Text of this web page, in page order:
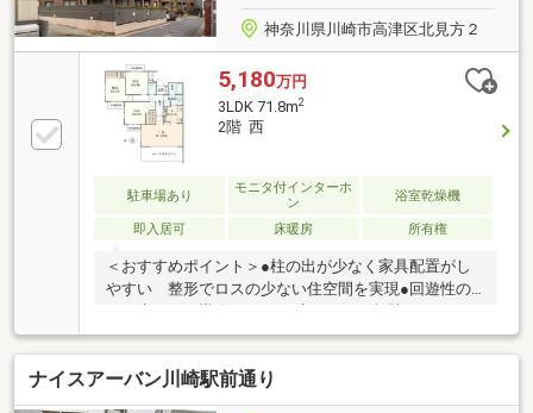
神奈川県川崎市高津区北見方２
5,180万円
3LDK 71.8m2
2階 西
駐車場あり
モニタ付インターホ
ン
浴室乾燥機
即入居可 床暖房 所有権
＜おすすめポイント＞●柱の出が少なく家具配置がし
やすい 整形でロスの少ない住空間を実現●回遊性の
る、 家事効率と快適性を高めるスマート動線●角位
置に配置されたLDと洋室3部屋 採光・通風・独立性
に優れたお部屋です。＜設備等＞○段差の少ないフラ
ットフロア設計○TES温水式床暖房（LD）○外壁・戸境
ナイスアーバン川崎駅前通り